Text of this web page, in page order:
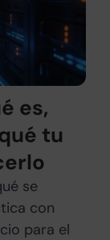
es,
tu
se
con
para el